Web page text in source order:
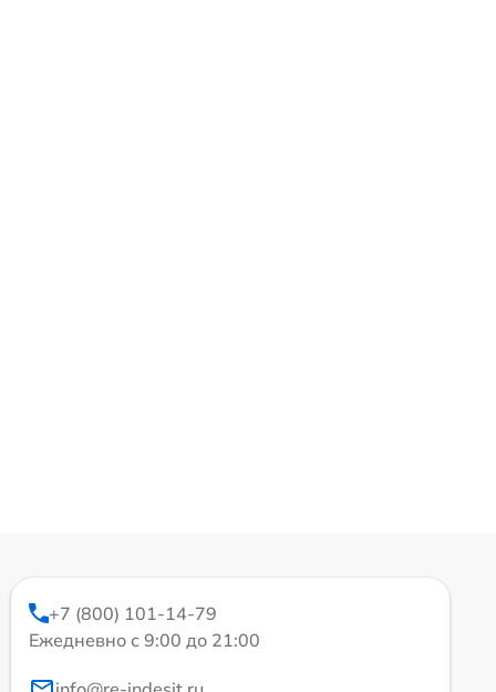
+7 (800) 101-14-79
Ежедневно с 9:00 до 21:00